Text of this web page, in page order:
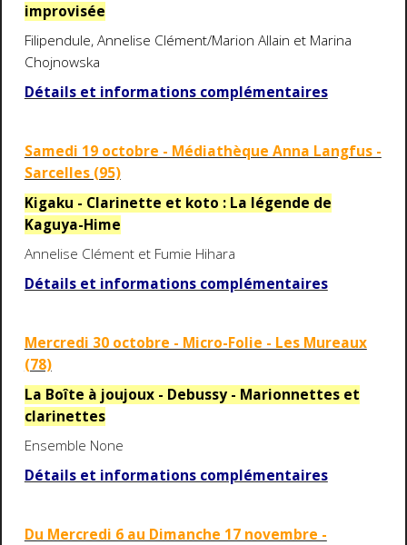
improvisée
Filipendule, Annelise Clément/Marion Allain et Marina
Chojnowska
Détails et informations complémentaires
Samedi 19 octobre - Médiathèque Anna Langfus -
Sarcelles (95)
Kigaku - Clarinette et koto : La légende de
Kaguya-Hime
Annelise Clément et Fumie Hihara
Détails et informations complémentaires
Mercredi 30 octobre - Micro-Folie - Les Mureaux
(78)
La Boîte à joujoux - Debussy - Marionnettes et
clarinettes
Ensemble None
Détails et informations complémentaires
Du Mercredi 6 au Dimanche 17 novembre -